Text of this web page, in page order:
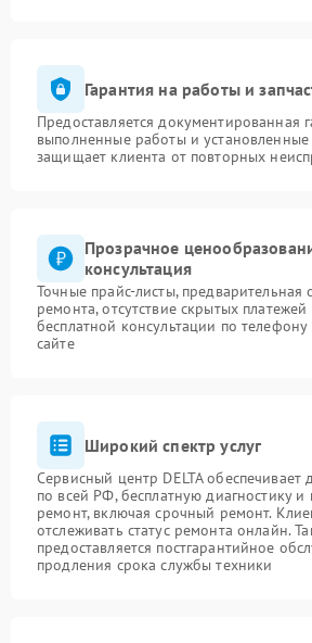
Гарантия на работы и
Предоставляется документированная
выполненные работы и установленные
защищает клиента от повторных
Прозрачное
консультация
Точные прайс-листы, предварительная
ремонта, отсутствие скрытых
бесплатной консультации по
сайте
Широкий спектр услуг
Сервисный центр DELTA обеспечивает
по всей РФ, бесплатную диагностику и
ремонт, включая срочный ремонт.
отслеживать статус ремонта онлайн.
предоставляется постгарантийное
продления срока службы техники